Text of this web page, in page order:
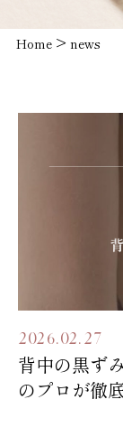
News
お知らせ
Home > news
2026.02.27
背中の黒ず
のプロが徹